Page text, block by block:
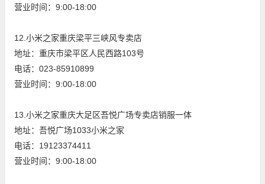
营业时间：9:00-18:00
12.小米之家重庆梁平三峡风专卖店
地址：重庆市梁平区人民西路103号
电话：023-85910899
营业时间：9:00-18:00
13.小米之家重庆大足区吾悦广场专卖店销服一体
地址：吾悦广场1033小米之家
电话：19123374411
营业时间：9:00-18:00